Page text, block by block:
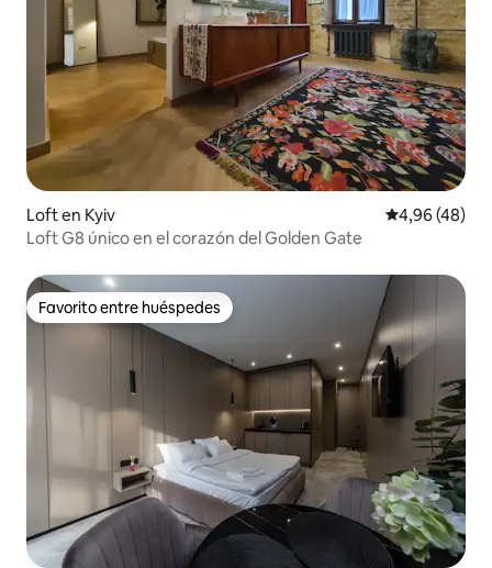
Loft en Kyiv Calificación
4,96 (48)
Loft G8 único en el corazón del Golden Gate
Favorito entre huéspedes
Favorito entre huéspedes